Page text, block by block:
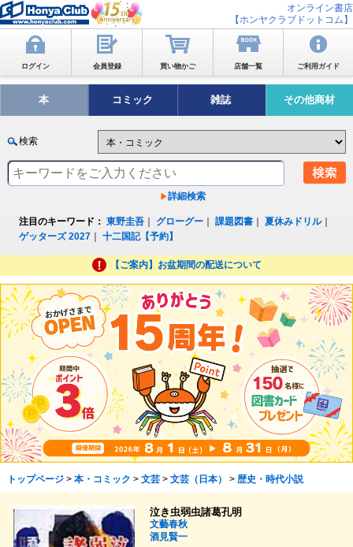
オンライン書店
【ホンヤクラブドットコム】
ログイン 会員登録 買い物かご 店舗一覧 ご利用ガイド
本 コミック 雑誌 その他商材
検索
詳細検索
注目のキーワード： 東野圭吾 グローグー ｜課題図書 ｜夏休みドリル｜
ゲッターズ 2027 ｜十二国記【予約】
【ご案内】お盆期間の配送について
トップページ> 本・コミック > 文芸> 文芸（日本） > 歴史・時代小説
泣き虫弱虫諸葛孔明
文藝春秋
酒見賢一